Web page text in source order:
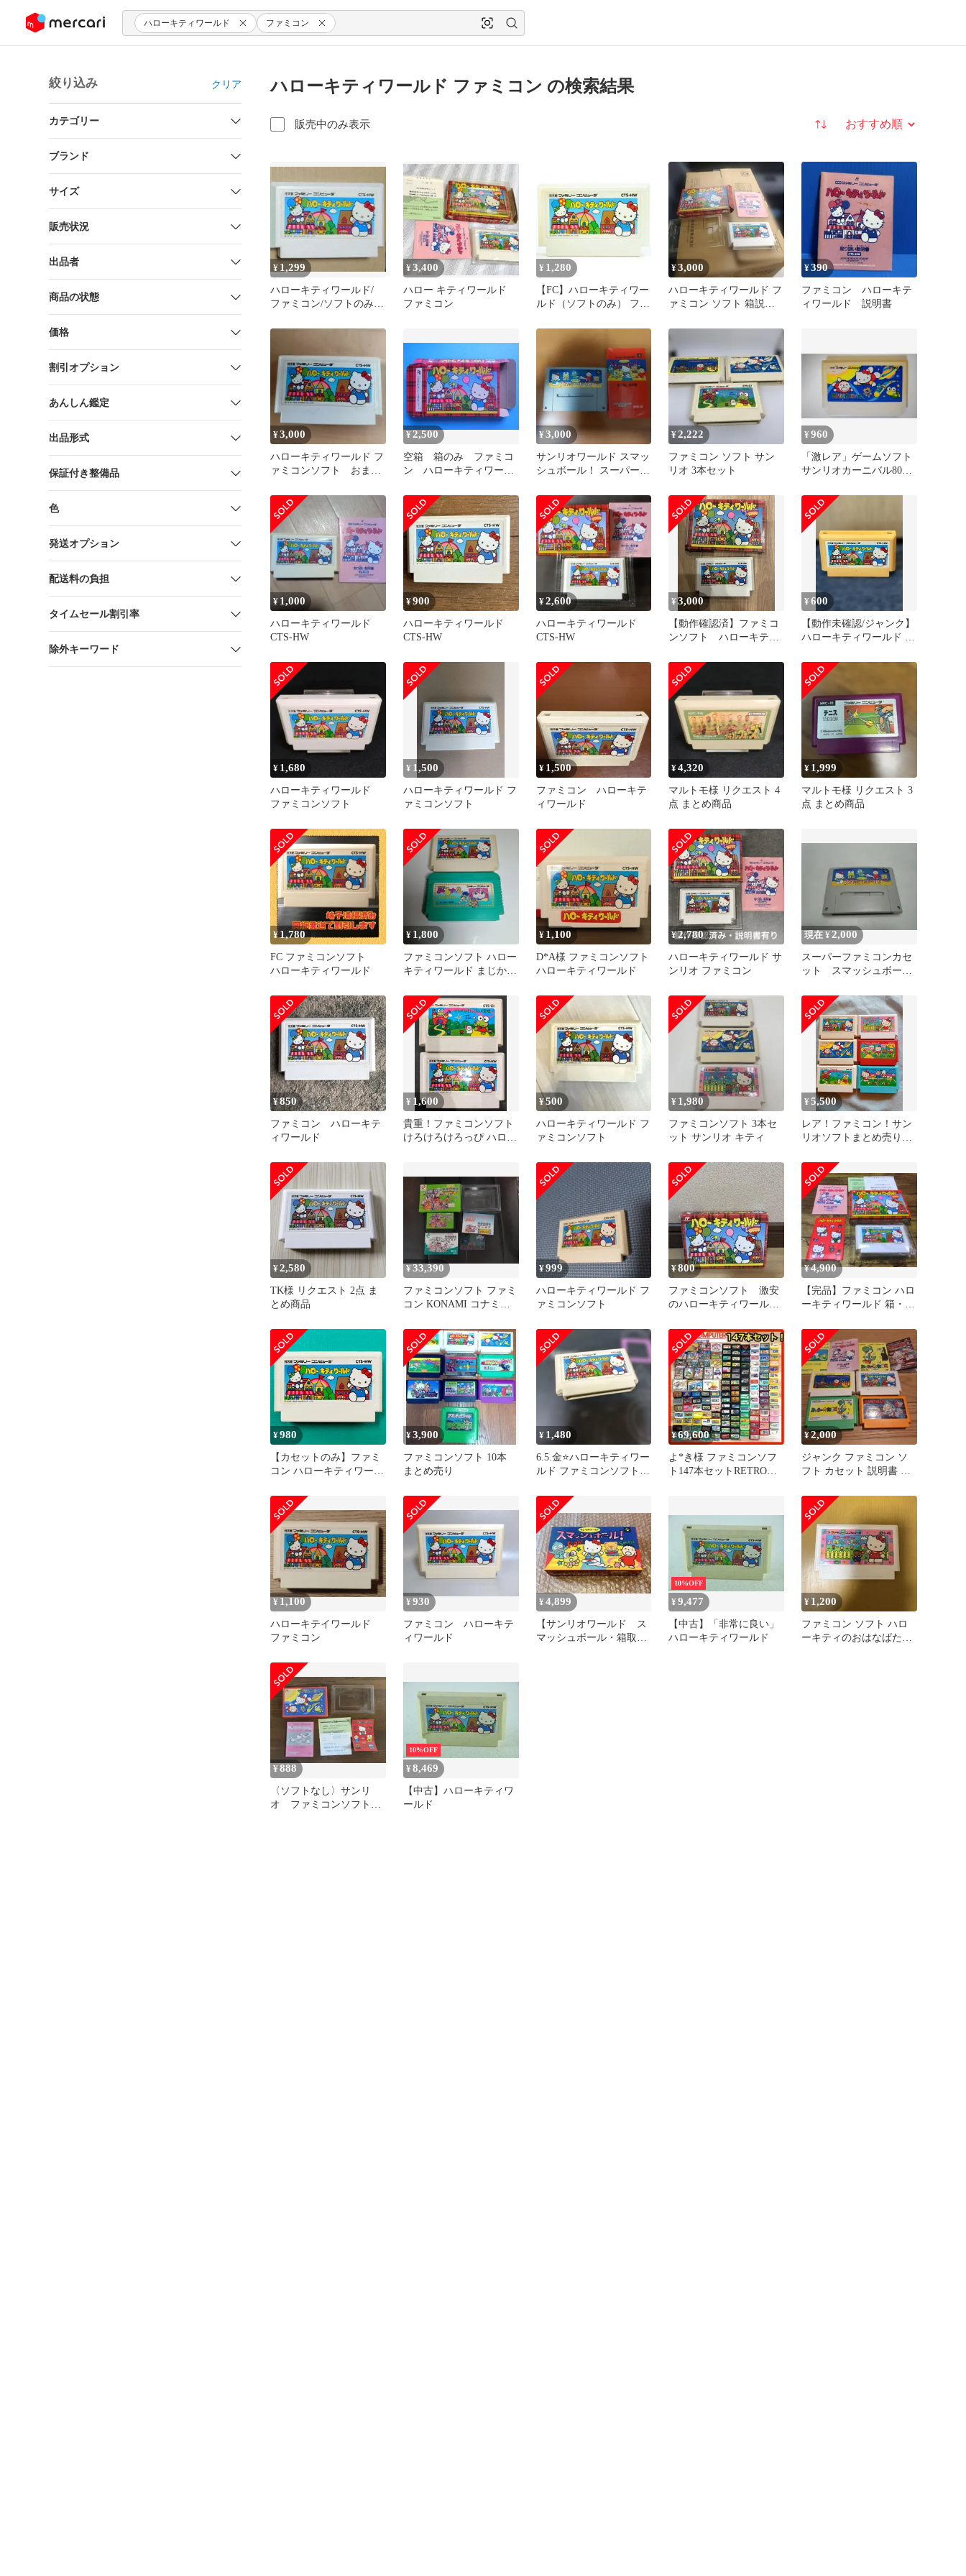
ツにスキップ ハローキティワールド ファミコン
絞り込み クリア
カテゴリー
ブランド
サイズ
販売状況
出品者
商品の状態
価格
割引オプション
あんしん鑑定
出品形式
保証付き整備品
色
発送オプション
配送料の負担
タイムセール割引率
除外キーワード
ハローキティワールド ファミコン の検索結果
販売中のみ表示 並び替え
¥ 1,299
ハローキティワールド/
ファミコン/ソフトのみ/
¥3,400
ハロー キティワールド
ファミコン
¥ 1,280
【FC】ハローキティワー
ルド（ソフトのみ） ファ
¥3,000
ハローキティワールド フ
ァミコン ソフト 箱説付
¥390
ファミコン ハローキテ
ィワールド 説明書
¥3,000
ハローキティワールド フ
ァミコンソフト おまと
¥ 2,500
空箱 箱のみ ファミコ
ン ハローキティワール
ーソフト
¥3,000
サンリオワールド スマッ
シュボール！ スーパーフ
¥2,222
ファミコン ソフト サン
リオ 3本セット
¥960
「激レア」ゲームソフト
サンリオカーニバル800
¥ 1,000
ハローキティワールド
CTS-HW
¥900
ハローキティワールド
CTS-HW
¥2,600
ハローキティワールド
CTS-HW
¥3,000
【動作確認済】ファミコ
ンソフト ハローキティ
¥600
【動作未確認/ジャンク】
ハローキティワールド フ
¥ 1,680
ハローキティワールド
ファミコンソフト
¥ 1,500
ハローキティワールド フ
ァミコンソフト
¥ 1,500
ファミコン ハローキテ
ィワールド
¥4,320
マルトモ様 リクエスト 4
点 まとめ商品
¥ 1,999
マルトモ様 リクエスト 3
点 まとめ商品
¥1,780
FC ファミコンソフト
ハローキティワールド
¥ 1,800
ファミコンソフト ハロー
キティワールド まじかる
¥ 1,100
D*A様 ファミコンソフト
ハローキティワールド
¥2,780
ハローキティワールド サ
ンリオ ファミコン
現在 ¥ 2,000
スーパーファミコンカセ
ット スマッシュボー
カセットのみ
¥850
ファミコン ハローキテ
ィワールド
¥ 1,600
貴重！ファミコンソフト
けろけろけろっぴ ハロー
¥500
ハローキティワールド フ
ァミコンソフト
¥ 1,980
ファミコンソフト 3本セ
ット サンリオ キティ
¥5,500
レア！ファミコン！サン
リオソフトまとめ売り！
カーニバル・2
¥2,580
TK様 リクエスト 2点 ま
とめ商品
¥33,390
ファミコンソフト ファミ
コン KONAMI コナミわ
¥999
ハローキティワールド フ
ァミコンソフト
¥800
ファミコンソフト 激安
のハローキティワールド
す♪
¥4,900
【完品】ファミコン ハロ
ーキティワールド 箱・取
扱い
¥980
【カセットのみ】ファミ
コン ハローキティワール
¥3,900
ファミコンソフト 10本
まとめ売り
¥ 1,480
6.5.金⭐️ハローキティワー
ルド ファミコンソフト
¥69,600
よ*き様 ファミコンソフ
ト147本セットRETRO
¥2,000
ジャンク ファミコン ソ
フト カセット 説明書 ま
¥1,100
ハローキテイワールド
ファミコン
¥930
ファミコン ハローキテ
ィワールド
¥4,899
【サンリオワールド ス
マッシュボール・箱取説
10%OFF
¥9,477
【中古】「非常に良い」
ハローキティワールド
¥ 1,200
ファミコン ソフト ハロ
ーキティのおはなばたけ
¥888
〈ソフトなし〉サンリ
オ ファミコンソフト
10%OFF
¥8,469
【中古】ハローキティワ
ールド